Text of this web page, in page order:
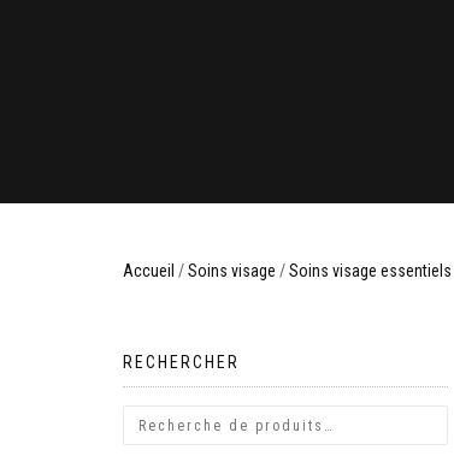
Accueil /Soins visage /Soins visage essentiels
RECHERCHER